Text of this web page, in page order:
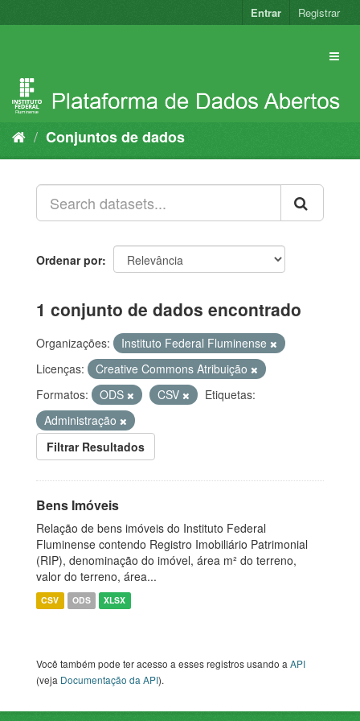
para
Entrar Registrar
Conjuntos de dados
Ordenar por
1 conjunto de dados encontrado
Organizações:
Instituto Federal Fluminense
Licenças:
Creative Commons Atribuição
Formatos:
ODS CSV
Etiquetas:
Administração
Filtrar Resultados
Bens Imóveis
Relação de bens imóveis do Instituto Federal
Fluminense contendo Registro Imobiliário Patrimonial
(RIP), denominação do imóvel, área m² do terreno,
valor do terreno, área...
CSV ODS XLSX
Você também pode ter acesso a esses registros usando aAPI
(veja Documentação da API).